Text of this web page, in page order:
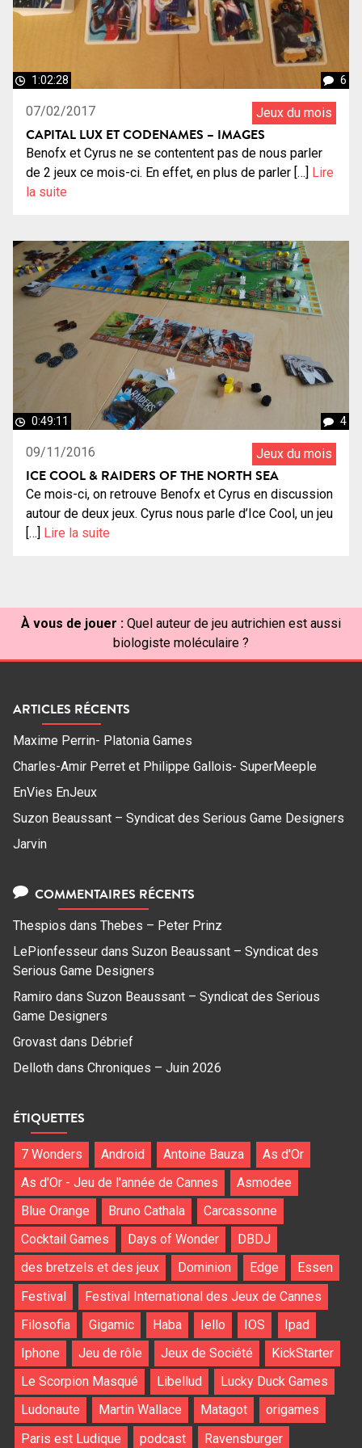
1:02:28 6
07/02/2017 Jeux du mois
CAPITAL LUX ET CODENAMES – IMAGES
Benofx et Cyrus ne se contentent pas de nous parler
de 2 jeux ce mois-ci. En effet, en plus de parler […] Lire
la suite
0:49:11 4
09/11/2016 Jeux du mois
ICE COOL & RAIDERS OF THE NORTH SEA
Ce mois-ci, on retrouve Benofx et Cyrus en discussion
autour de deux jeux. Cyrus nous parle d’Ice Cool, un jeu
[…]
Lire la suite
À vous de jouer : Quel auteur de jeu autrichien est aussi
biologiste moléculaire ?
ARTICLES RÉCENTS
Maxime Perrin- Platonia Games
Charles-Amir Perret et Philippe Gallois- SuperMeeple
EnVies EnJeux
Suzon Beaussant – Syndicat des Serious Game Designers
Jarvin
COMMENTAIRES RÉCENTS
Thespios dans Thebes – Peter Prinz
LePionfesseur dans Suzon Beaussant – Syndicat des
Serious Game Designers
Ramiro dans Suzon Beaussant – Syndicat des Serious
Game Designers
Grovast dans Débrief
Delloth dans Chroniques – Juin 2026
ÉTIQUETTES
7 Wonders Android Antoine Bauza
As d'Or
As d'Or - Jeu de l'année de Cannes
Asmodee
Blue Orange
Bruno Cathala
Carcassonne
Cocktail Games
Days of Wonder
DBDJ
des bretzels et des jeux
Dominion Edge
Essen
Festival
Festival International des Jeux de Cannes
Filosofia
Gigamic Haba Iello IOS
Ipad
Iphone
Jeu de rôle Jeux de Société
KickStarter
Le Scorpion Masqué
Libellud
Lucky Duck Games
Ludonaute
Martin Wallace Matagot
origames
Paris est Ludique
podcast Ravensburger